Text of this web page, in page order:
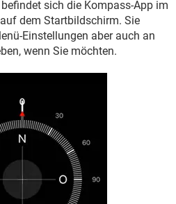
sich die Kompass-App im
auf dem Startbildschirm. Sie
Einstellungen aber auch an
wenn Sie möchten.